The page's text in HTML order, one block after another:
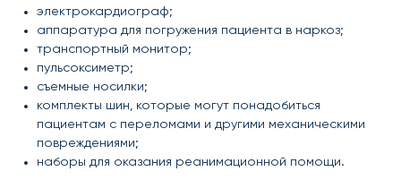
электрокардиограф;
аппаратура для погружения пациента в наркоз;
транспортный монитор;
пульсоксиметр;
съемные носилки;
комплекты шин, которые могут понадобиться
пациентам с переломами и другими механическими
повреждениями;
наборы для оказания реанимационной помощи.